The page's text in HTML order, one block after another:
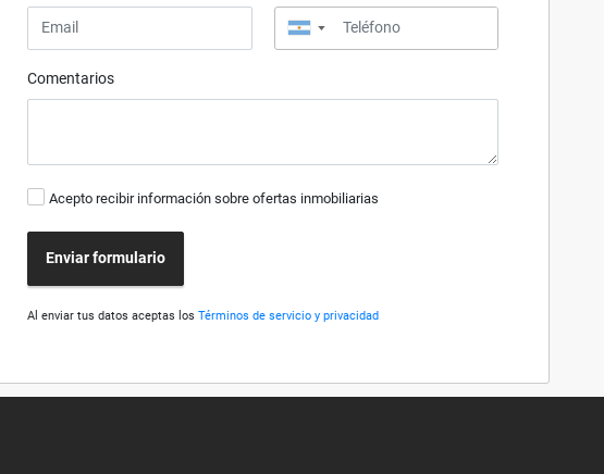
▼
Comentarios
Acepto recibir información sobre ofertas inmobiliarias
Enviar formulario
Al enviar tus datos aceptas losTérminos de servicio y privacidad